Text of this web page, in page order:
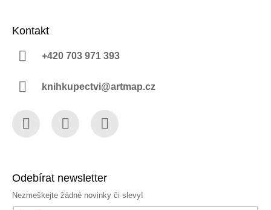
Kontakt
+420 703 971 393
knihkupectvi@artmap.cz
Odebírat newsletter
Nezmeškejte žádné novinky či slevy!